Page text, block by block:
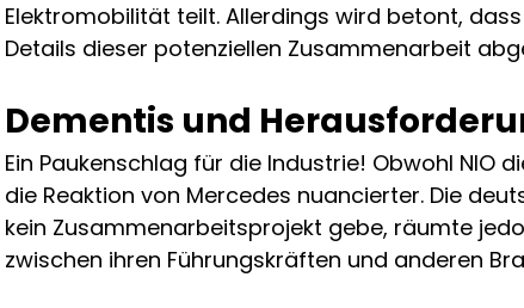
Elektromobilität teilt. Allerdings wird betont,
Details dieser potenziellen Zusammenarbeit
Dementis und
Ein Paukenschlag für die Industrie! Obwohl NIO
die Reaktion von Mercedes nuancierter. Die
kein Zusammenarbeitsprojekt gebe, räumte
zwischen ihren Führungskräften und anderen